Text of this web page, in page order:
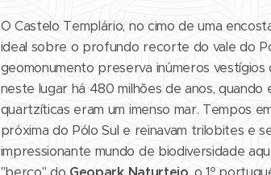
O Castelo Templário, no cimo de uma
ideal sobre o profundo recorte do vale do
geomonumento preserva inúmeros vestígios
neste lugar há 480 milhões de anos, quando
quartzíticas eram um imenso mar. Tempos
próxima do Pólo Sul e reinavam trilobites e
impressionante mundo de biodiversidade